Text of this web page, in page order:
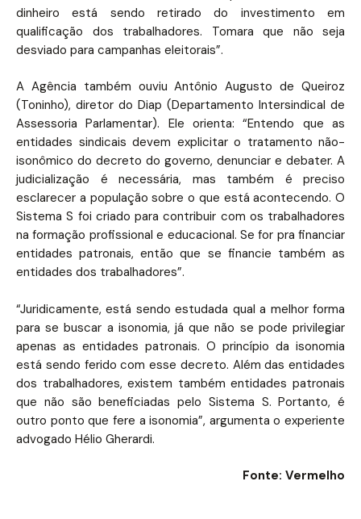
dinheiro está sendo retirado do investimento em
qualificação dos trabalhadores. Tomara que não seja
desviado para campanhas eleitorais”.
A Agência também ouviu Antônio Augusto de Queiroz
(Toninho), diretor do Diap (Departamento Intersindical de
Assessoria Parlamentar). Ele orienta: “Entendo que as
entidades sindicais devem explicitar o tratamento não-
isonômico do decreto do governo, denunciar e debater. A
judicialização é necessária, mas também é preciso
esclarecer a população sobre o que está acontecendo. O
Sistema S foi criado para contribuir com os trabalhadores
na formação profissional e educacional. Se for pra financiar
entidades patronais, então que se financie também as
entidades dos trabalhadores”.
“Juridicamente, está sendo estudada qual a melhor forma
para se buscar a isonomia, já que não se pode privilegiar
apenas as entidades patronais. O princípio da isonomia
está sendo ferido com esse decreto. Além das entidades
dos trabalhadores, existem também entidades patronais
que não são beneficiadas pelo Sistema S. Portanto, é
outro ponto que fere a isonomia”, argumenta o experiente
advogado Hélio Gherardi.
Fonte: Vermelho